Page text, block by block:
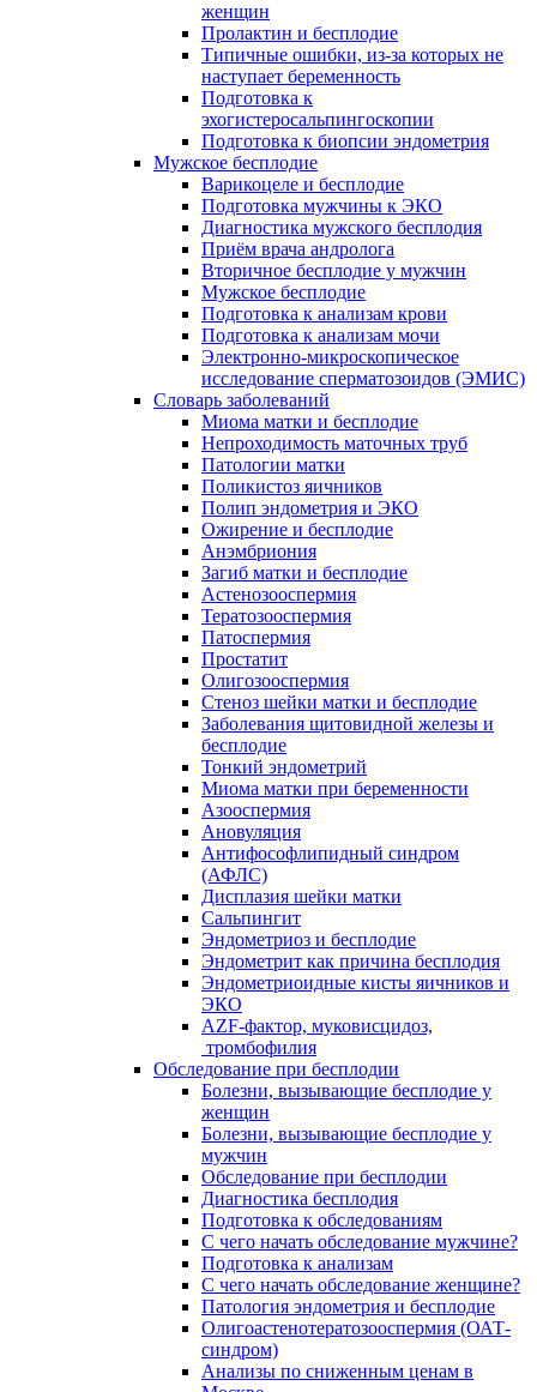
женщин
Пролактин и бесплодие
Типичные ошибки, из-за которых не
наступает беременность
Подготовка к
эхогистеросальпингоскопии
Подготовка к биопсии эндометрия
Мужское бесплодие
Варикоцеле и бесплодие
Подготовка мужчины к ЭКО
Диагностика мужского бесплодия
Приём врача андролога
Вторичное бесплодие у мужчин
Мужское бесплодие
Подготовка к анализам крови
Подготовка к анализам мочи
Электронно-микроскопическое
исследование сперматозоидов (ЭМИC)
Словарь заболеваний
Миома матки и бесплодие
Непроходимость маточных труб
Патологии матки
Поликистоз яичников
Полип эндометрия и ЭКО
Ожирение и бесплодие
Анэмбриония
Загиб матки и бесплодие
Астенозооспермия
Тератозооспермия
Патоспермия
Простатит
Олигозооспермия
Стеноз шейки матки и бесплодие
Заболевания щитовидной железы и
бесплодие
Тонкий эндометрий
Миома матки при беременности
Азооспермия
Ановуляция
Антифософлипидный синдром
(АФЛС)
Дисплазия шейки матки
Сальпингит
Эндометриоз и бесплодие
Эндометрит как причина бесплодия
Эндометриоидные кисты яичников и
ЭКО
AZF-фактор, муковисцидоз,
тромбофилия
Обследование при бесплодии
Болезни, вызывающие бесплодие у
женщин
Болезни, вызывающие бесплодие у
мужчин
Обследование при бесплодии
Диагностика бесплодия
Подготовка к обследованиям
С чего начать обследование мужчине?
Подготовка к анализам
С чего начать обследование женщине?
Патология эндометрия и бесплодие
Олигоастенотератозооспермия (ОАТ-
синдром)
Анализы по сниженным ценам в